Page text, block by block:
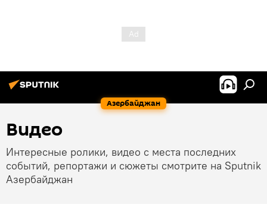
Азербайджан
Видео
Интересные ролики, видео с места последних
событий, репортажи и сюжеты смотрите на Sputnik
Азербайджан